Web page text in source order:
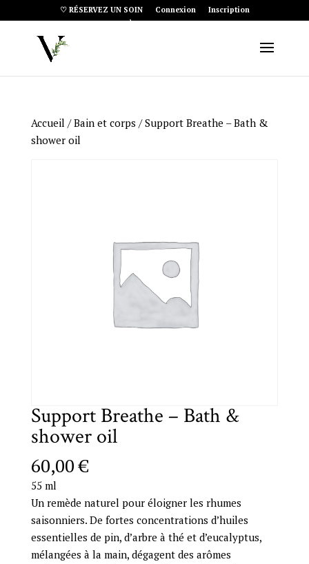
♡ RÉSERVEZ UN SOIN Connexion Inscription
Article 0
Accueil /Bain et corps / Support Breathe – Bath &
shower oil
Support Breathe – Bath &
shower oil
60,00€
55 ml
Un remède naturel pour éloigner les rhumes
saisonniers. De fortes concentrations d’huiles
essentielles de pin, d’arbre à thé et d’eucalyptus,
mélangées à la main, dégagent des arômes